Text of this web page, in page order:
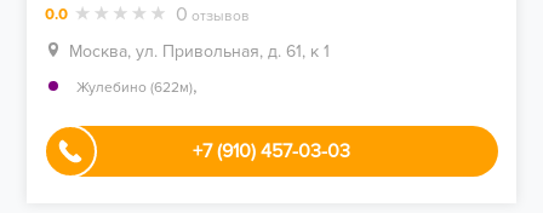
0.0 0 отзывов
Москва, ул. Привольная, д. 61, к 1
Жулебино (622м),
+7 (910) 457-03-03